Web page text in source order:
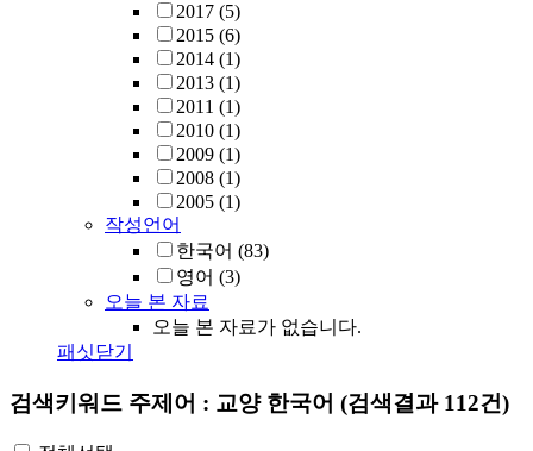
2017 (5)
2015 (6)
2014 (1)
2013 (1)
2011 (1)
2010 (1)
2009 (1)
2008 (1)
2005 (1)
작성언어
한국어 (83)
영어 (3)
오늘 본 자료
오늘 본 자료가 없습니다.
패싯닫기
검색키워드 주제어 : 교양 한국어 (검색결과 112건)